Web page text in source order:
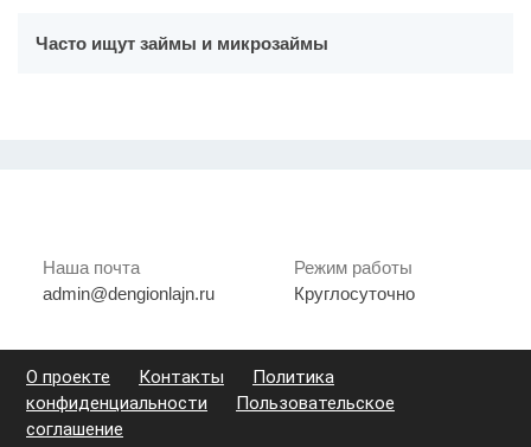
Часто ищут займы и микрозаймы
Наша почта
admin@dengionlajn.ru
Режим работы
Круглосуточно
О проекте Контакты
Политика
конфиденциальности
Пользовательское
соглашение